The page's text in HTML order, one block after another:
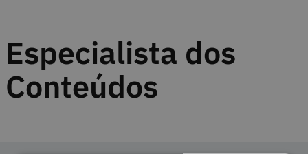
Especialista dos
Conteúdos